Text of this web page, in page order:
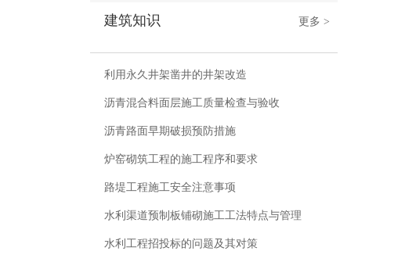
建筑知识 更多 >
利用永久井架凿井的井架改造
沥青混合料面层施工质量检查与验收
沥青路面早期破损预防措施
炉窑砌筑工程的施工程序和要求
路堤工程施工安全注意事项
水利渠道预制板铺砌施工工法特点与管理
水利工程招投标的问题及其对策